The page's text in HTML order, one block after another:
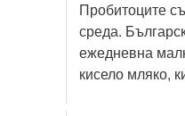
Пробитоците
среда.
ежедневна
кисело мляко,